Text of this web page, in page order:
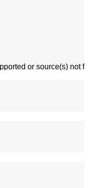
or source(s) not